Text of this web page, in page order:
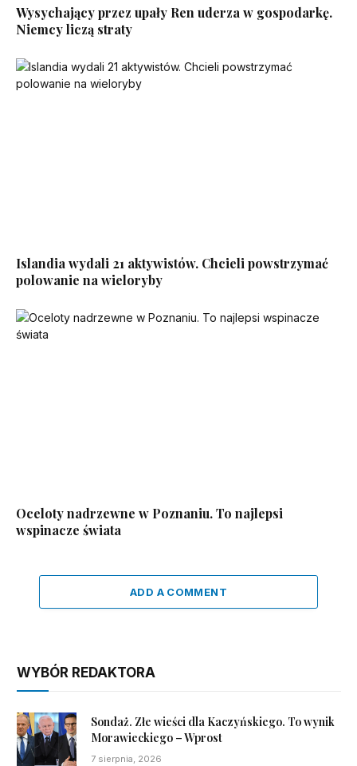
Wysychający przez upały Ren uderza w gospodarkę.
Niemcy liczą straty
Islandia wydali 21 aktywistów. Chcieli powstrzymać
polowanie na wieloryby
Oceloty nadrzewne w Poznaniu. To najlepsi
wspinacze świata
ADD A COMMENT
WYBÓR REDAKTORA
Sondaż. Złe wieści dla Kaczyńskiego. To wynik
Morawieckiego – Wprost
7 sierpnia, 2026